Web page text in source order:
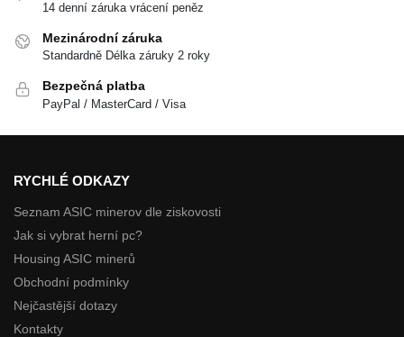
14 denní záruka vrácení peněz
Mezinárodní záruka
Standardně Délka záruky 2 roky
Bezpečná platba
PayPal / MasterCard / Visa
RYCHLÉ ODKAZY
Seznam ASIC minerov dle ziskovosti
Jak si vybrat herní pc?
Housing ASIC minerů
Obchodní podmínky
Nejčastější dotazy
Kontakty